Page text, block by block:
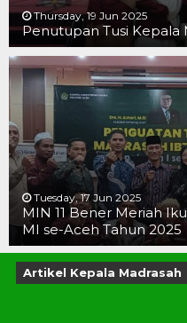
Thursday, 19 Jun 2025
Penutupan Tusi Kepala
Tuesday, 17 Jun 2025
MIN 11 Bener Meriah
MI se-Aceh Tahun 2025
Artikel Kepala Madrasah
19 JUN 2025
19 JUN 2025
16 JUN 2025